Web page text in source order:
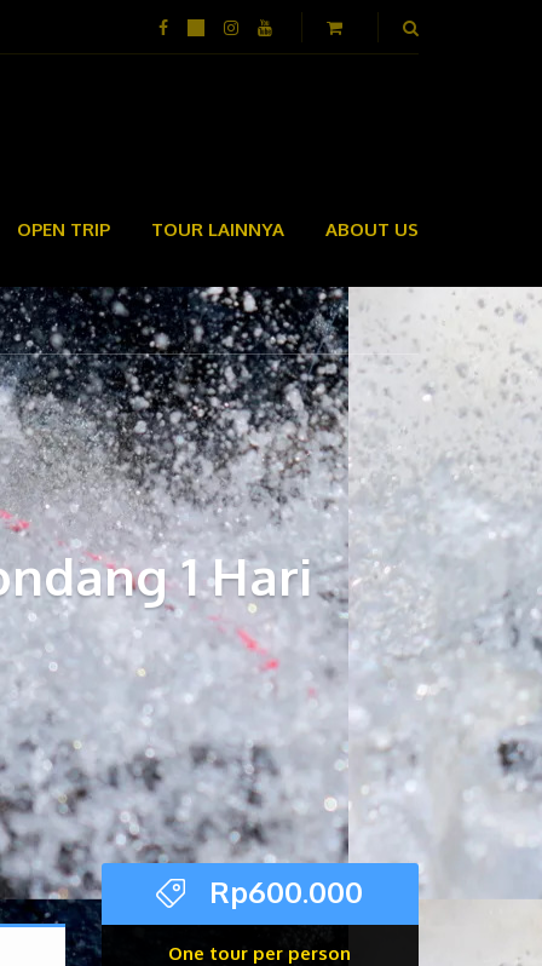
OPEN TRIP TOUR LAINNYA ABOUT US
1 Hari
Rp600.000
One tour per person